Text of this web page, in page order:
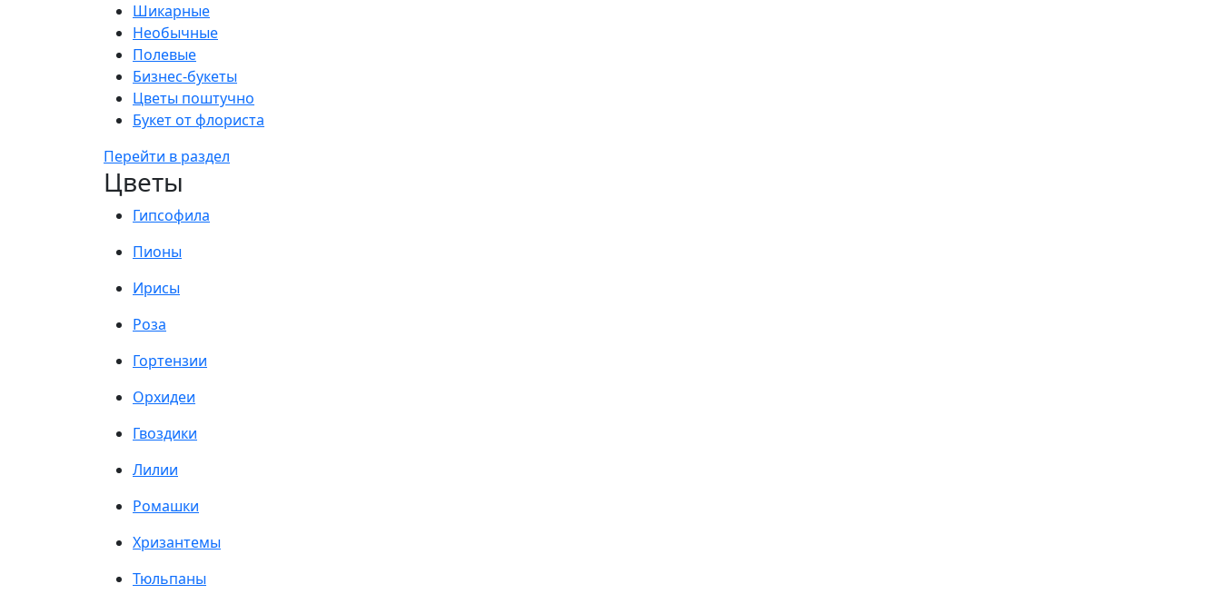
Шикарные
Необычные
Полевые
Бизнес-букеты
Цветы поштучно
Букет от флориста
Перейти в раздел
Цветы
Гипсофила
Пионы
Ирисы
Роза
Гортензии
Орхидеи
Гвоздики
Лилии
Ромашки
Хризантемы
Тюльпаны